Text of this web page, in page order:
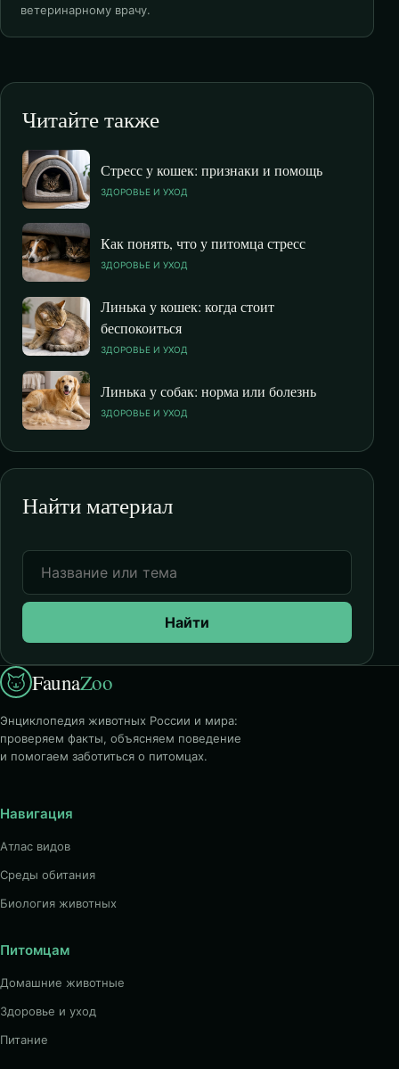
ветеринарному врачу.
Читайте также
Стресс у кошек: признаки и помощь
ЗДОРОВЬЕ И УХОД
Как понять, что у питомца стресс
ЗДОРОВЬЕ И УХОД
Линька у кошек: когда стоит
беспокоиться
ЗДОРОВЬЕ И УХОД
Линька у собак: норма или болезнь
ЗДОРОВЬЕ И УХОД
Найти материал
Найти
FaunaZoo
Энциклопедия животных России и мира:
проверяем факты, объясняем поведение
и помогаем заботиться о питомцах.
Навигация
Атлас видов
Среды обитания
Биология животных
Питомцам
Домашние животные
Здоровье и уход
Питание